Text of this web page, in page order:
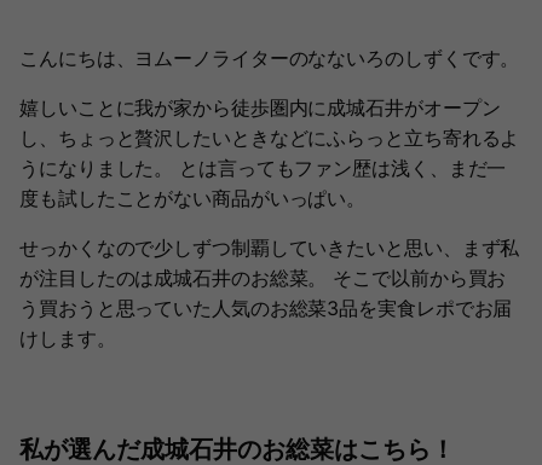
こんにちは、ヨムーノライターのなないろのしずくです。
嬉しいことに我が家から徒歩圏内に成城石井がオープン
し、ちょっと贅沢したいときなどにふらっと立ち寄れるよ
うになりました。 とは言ってもファン歴は浅く、まだ一
度も試したことがない商品がいっぱい。
せっかくなので少しずつ制覇していきたいと思い、まず私
が注目したのは成城石井のお総菜。 そこで以前から買お
う買おうと思っていた人気のお総菜3品を実食レポでお届
けします。
私が選んだ成城石井のお総菜はこちら！